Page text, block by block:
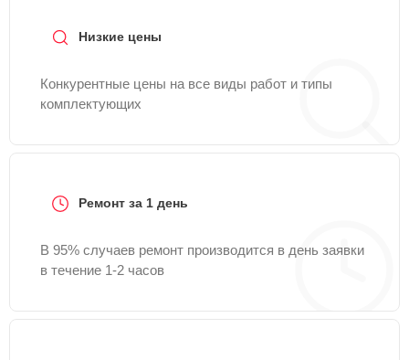
Низкие цены
Конкурентные цены на все виды работ и типы
комплектующих
Ремонт за 1 день
В 95% случаев ремонт производится в день заявки
в течение 1-2 часов